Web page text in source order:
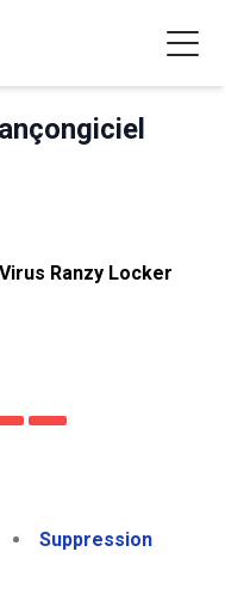
Virus Ranzy Locker
Suppression